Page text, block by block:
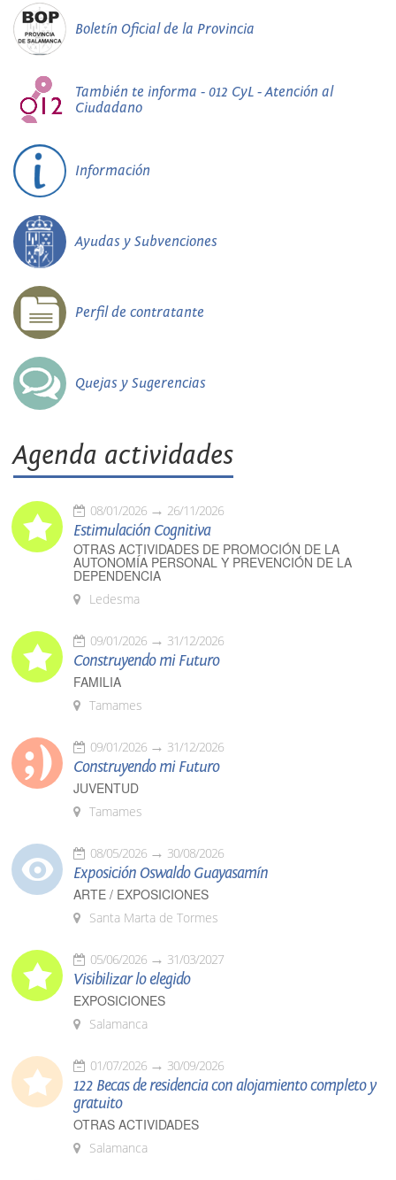
Boletín Oficial de la Provincia
También te informa - 012 CyL - Atención al
Ciudadano
Información
Ayudas y Subvenciones
Perfil de contratante
Quejas y Sugerencias
Agenda actividades
08/01/2026 26/11/2026
Estimulación Cognitiva
OTRAS ACTIVIDADES DE PROMOCIÓN DE LA
AUTONOMÍA PERSONAL Y PREVENCIÓN DE LA
DEPENDENCIA
Ledesma
09/01/2026 31/12/2026
Construyendo mi Futuro
FAMILIA
Tamames
09/01/2026 31/12/2026
Construyendo mi Futuro
JUVENTUD
Tamames
08/05/2026 30/08/2026
Exposición Oswaldo Guayasamín
ARTE / EXPOSICIONES
Santa Marta de Tormes
05/06/2026 31/03/2027
Visibilizar lo elegido
EXPOSICIONES
Salamanca
01/07/2026 30/09/2026
122 Becas de residencia con alojamiento completo y
gratuito
OTRAS ACTIVIDADES
Salamanca